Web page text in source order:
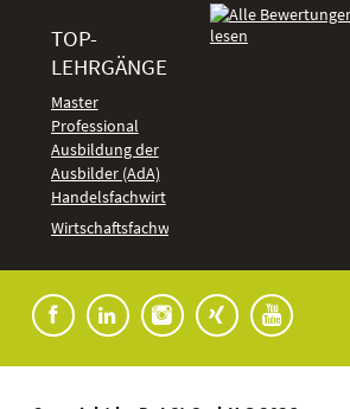
TOP-
LEHRGÄNGE
Master
Professional
Ausbildung der
Ausbilder (AdA)
Handelsfachwirt
Wirtschaftsfachwirt
DeLSt -
anderen Quellen